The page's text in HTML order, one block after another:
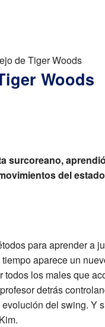
de Tiger Woods
Woods
surcoreano,
del
para aprender a
aparece un
todos los males que
detrás
del swing. Y